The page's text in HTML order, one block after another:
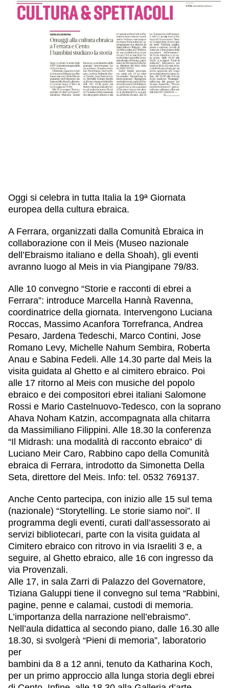
IL NOSTRO STAFF
EDUCAZIONE
INSEGNANTI
GIOVANI, ADULTI
CULTURA EBRAICA
CAPIRE L’EBRAISMO
CALENDARIO & FESTIVITÀ
OGGETTI & SIMBOLI
IL CICLO DELLA VITA
Oggi si celebra in tutta Italia la 19ª Giornata
europea della cultura ebraica.
A Ferrara, organizzati dalla Comunità Ebraica in
collaborazione con il Meis (Museo nazionale
dell’Ebraismo italiano e della Shoah), gli eventi
avranno luogo al Meis in via Piangipane 79/83.
Alle 10 convegno “Storie e racconti di ebrei a
Ferrara”: introduce Marcella Hannà Ravenna,
coordinatrice della giornata. Intervengono Luciana
Roccas, Massimo Acanfora Torrefranca, Andrea
Pesaro, Jardena Tedeschi, Marco Contini, Jose
Romano Levy, Michelle Nahum Sembira, Roberta
Anau e Sabina Fedeli. Alle 14.30 parte dal Meis la
visita guidata al Ghetto e al cimitero ebraico. Poi
alle 17 ritorno al Meis con musiche del popolo
ebraico e dei compositori ebrei italiani Salomone
Rossi e Mario Castelnuovo-Tedesco, con la soprano
Ahava Noham Katzin, accompagnata alla chitarra
da Massimiliano Filippini. Alle 18.30 la conferenza
“Il Midrash: una modalità di racconto ebraico” di
Luciano Meir Caro, Rabbino capo della Comunità
ebraica di Ferrara, introdotto da Simonetta Della
Seta, direttore del Meis. Info: tel. 0532 769137.
Anche Cento partecipa, con inizio alle 15 sul tema
(nazionale) “Storytelling. Le storie siamo noi”. Il
programma degli eventi, curati dall’assessorato ai
servizi bibliotecari, parte con la visita guidata al
Cimitero ebraico con ritrovo in via Israeliti 3 e, a
seguire, al Ghetto ebraico, alle 16 con ingresso da
via Provenzali.
Alle 17, in sala Zarri di Palazzo del Governatore,
Tiziana Galuppi tiene il convegno sul tema “Rabbini,
pagine, penne e calamai, custodi di memoria.
L’importanza della narrazione nell’ebraismo”.
Nell’aula didattica al secondo piano, dalle 16.30 alle
18.30, si svolgerà “Pieni di memoria”, laboratorio
per
bambini da 8 a 12 anni, tenuto da Katharina Koch,
per un primo approccio alla lunga storia degli ebrei